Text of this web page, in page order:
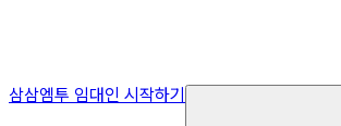
삼삼엠투 임대인 시작하기